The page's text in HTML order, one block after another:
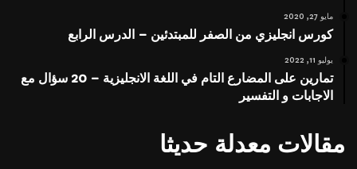
مايو 27, 2020
كورس انجليزي من الصفر للمبتدئين – الدرس الرابع
يوليو 11, 2022
تمارين على المضارع التام في اللغة الانجليزية – 20 سؤال مع
الاجابات و التفسير
مقالات معدلة حديثا